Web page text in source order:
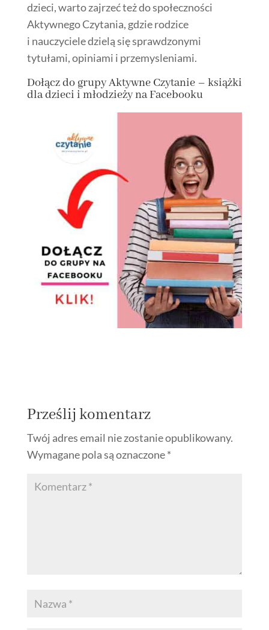
dzieci, warto zajrzeć też do społeczności
Aktywnego Czytania, gdzie rodzice
i nauczyciele dzielą się sprawdzonymi
tytułami, opiniami i przemysleniami.
Dołączdo grupyAktywne Czytanie – książki
dla dzieci i młodzieży na Facebooku
Prześlij komentarz
Twój adres email nie zostanie opublikowany.
Wymagane pola są oznaczone*